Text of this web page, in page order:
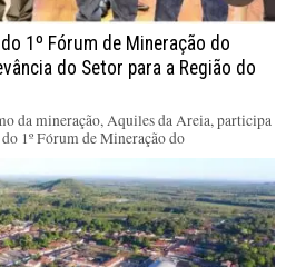
1º Fórum de Mineração do
do Setor para a Região do
da mineração, Aquiles da Areia, participa
1º Fórum de Mineração do